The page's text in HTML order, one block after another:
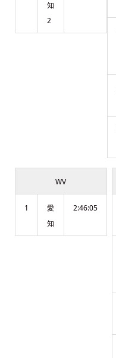
知
2
WV
1
愛
知
2:46:05